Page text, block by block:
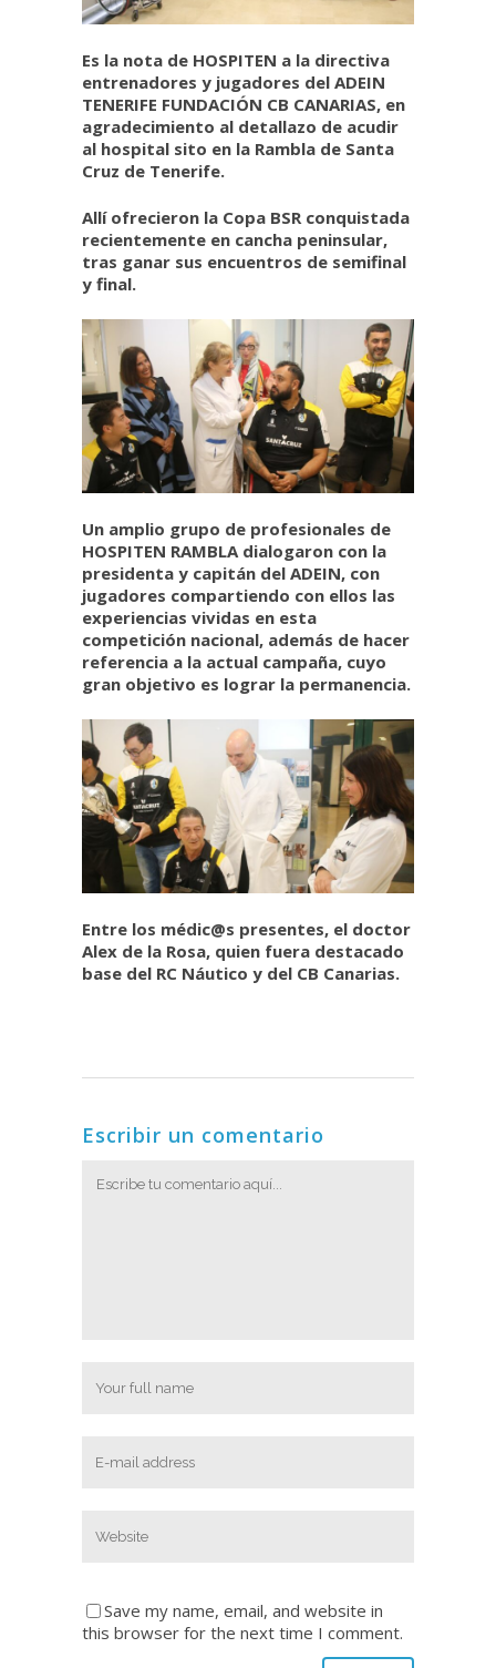
Es la nota de HOSPITEN a la directiva
entrenadores y jugadores del ADEIN
TENERIFE FUNDACIÓN CB CANARIAS, en
agradecimiento al detallazo de acudir
al hospital sito en la Rambla de Santa
Cruz de Tenerife.
Allí ofrecieron la Copa BSR conquistada
recientemente en cancha peninsular,
tras ganar sus encuentros de semifinal
y final.
Un amplio grupo de profesionales de
HOSPITEN RAMBLA dialogaron con la
presidenta y capitán del ADEIN, con
jugadores compartiendo con ellos las
experiencias vividas en esta
competición nacional, además de hacer
referencia a la actual campaña, cuyo
gran objetivo es lograr la permanencia.
Entre los médic@s presentes, el doctor
Alex de la Rosa, quien fuera destacado
base del RC Náutico y del CB Canarias.
Escribir un comentario
Save my name, email, and website in
this browser for the next time I comment.